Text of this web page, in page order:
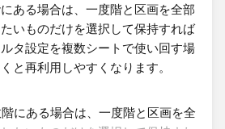
ある場合は、一度階と区画を全部
いものだけを選択して保持すれば
タ設定を複数シートで使い回す場
と再利用しやすくなります。